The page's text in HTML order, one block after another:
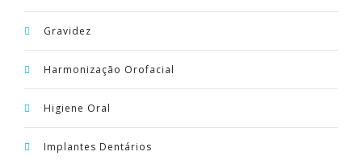
Gravidez
Harmonização Orofacial
Higiene Oral
Implantes Dentários